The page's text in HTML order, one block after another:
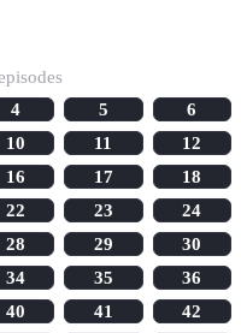
4 5
6
10 11
12
16 17
18
22 23
24
28 29
30
34 35
36
40 41
42